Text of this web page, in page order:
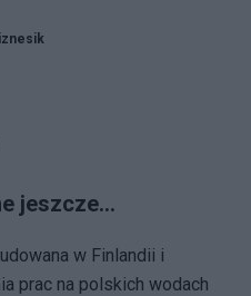
jeszcze...
w Finlandii i
prac na polskich wodach